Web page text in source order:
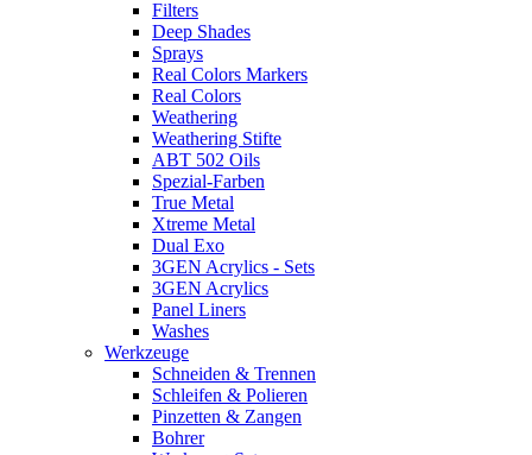
Filters
Deep Shades
Sprays
Real Colors Markers
Real Colors
Weathering
Weathering Stifte
ABT 502 Oils
Spezial-Farben
True Metal
Xtreme Metal
Dual Exo
3GEN Acrylics - Sets
3GEN Acrylics
Panel Liners
Washes
Werkzeuge
Schneiden & Trennen
Schleifen & Polieren
Pinzetten & Zangen
Bohrer